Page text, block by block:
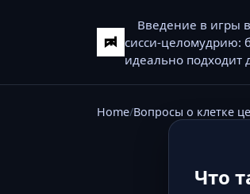
Введение в игры
сисси-целомудрию:
идеально подходит
Home Вопросы о клетке
Что